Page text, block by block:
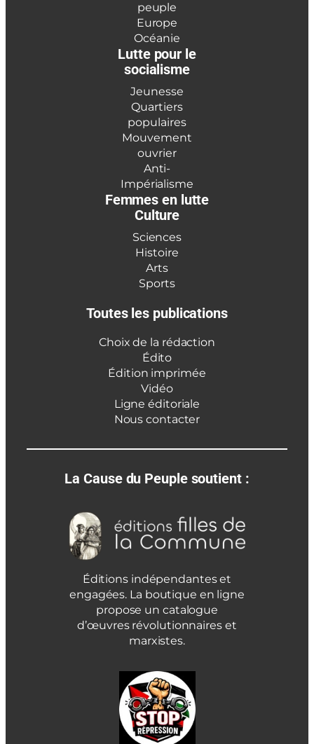
peuple
Europe
Océanie
Lutte pour le
socialisme
Jeunesse
Quartiers
populaires
Mouvement
ouvrier
Anti-
Impérialisme
Femmes en lutte
Culture
Sciences
Histoire
Arts
Sports
Toutes les publications
Choix de la rédaction
Édito
Édition imprimée
Vidéo
Ligne éditoriale
Nous contacter
La Cause du Peuple soutient :
Éditions indépendantes et
engagées. La boutique en ligne
propose un catalogue
d’œuvres révolutionnaires et
marxistes.